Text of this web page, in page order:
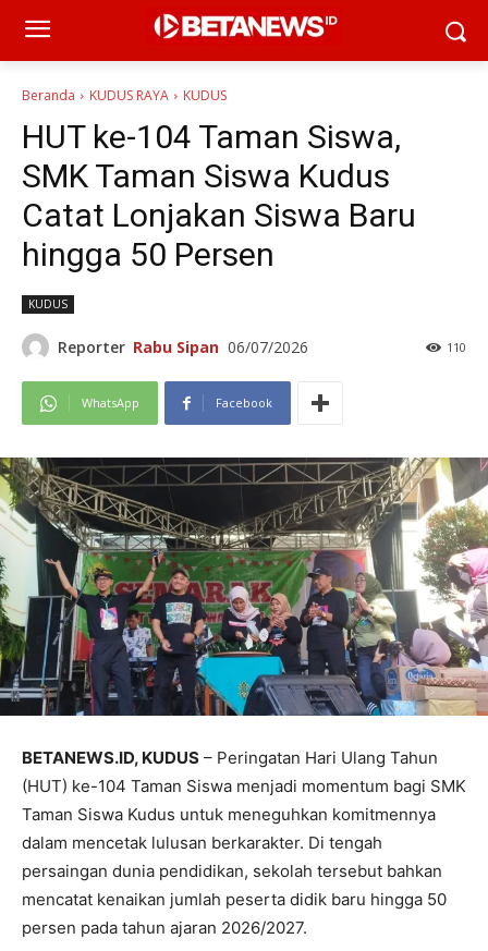
Beranda KUDUS RAYA KUDUS
HUT ke-104 Taman Siswa,
SMK Taman Siswa Kudus
Catat Lonjakan Siswa Baru
hingga 50 Persen
KUDUS
Reporter Rabu Sipan 06/07/2026 110
WhatsApp Facebook
BETANEWS.ID, KUDUS – Peringatan Hari Ulang Tahun
(HUT) ke-104 Taman Siswa menjadi momentum bagi SMK
Taman Siswa Kudus untuk meneguhkan komitmennya
dalam mencetak lulusan berkarakter. Di tengah
persaingan dunia pendidikan, sekolah tersebut bahkan
mencatat kenaikan jumlah peserta didik baru hingga 50
persen pada tahun ajaran 2026/2027.